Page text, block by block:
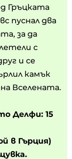
Гръцката
пуснал два
за да
с
и се
камък
Вселената.
Делфи: 15
в Гърция)